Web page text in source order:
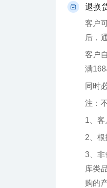
退换
后，
满
同时
注：
1、
2、
购的